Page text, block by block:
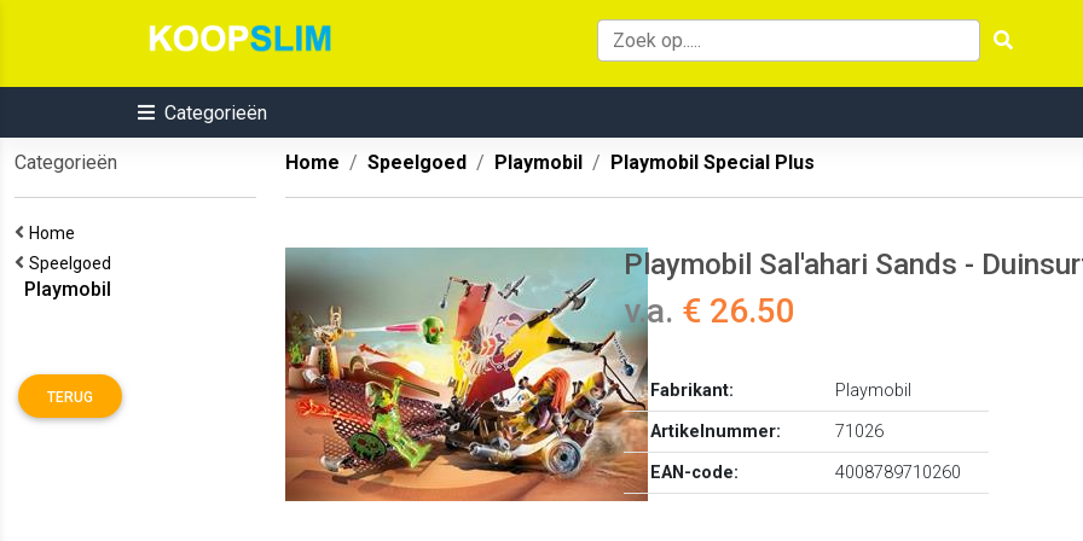
Categorieën
Categorieën
Home
Speelgoed
Playmobil
TERUG
Home Speelgoed Playmobil Playmobil Special Plus
Playmobil Sal'ahari Sands -
v.a. € 26.50
Fabrikant:
Playmobil
Artikelnummer:
71026
EAN-code:
4008789710260